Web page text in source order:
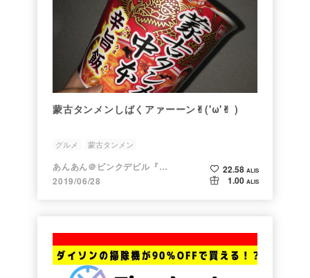
蒙古タンメンしばくアァーーン✌︎('ω'✌︎ )
グルメ 蒙古タンメン
あんあん＠ピンクデビル『変態』
2019/06/28
22.58 ALIS
1.00 ALIS